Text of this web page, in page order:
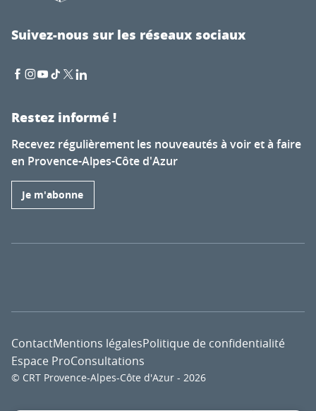
Suivez-nous sur les réseaux sociaux
Restez informé !
Recevez régulièrement les nouveautés à voir et à faire
en Provence-Alpes-Côte d'Azur
Je m'abonne
© CRT Provence-Alpes-Côte d'Azur - 2026
ContactMentions légalesPolitique de confidentialité
Espace ProConsultations